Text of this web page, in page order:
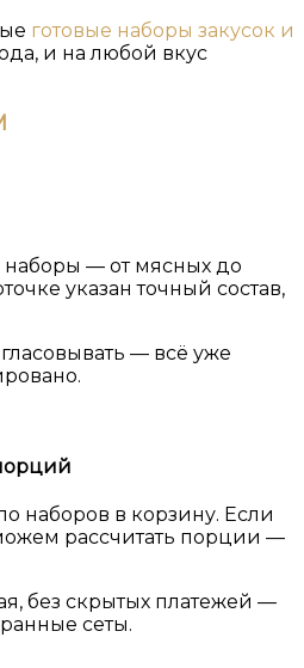
готовые наборы закусок и
и на любой вкус
наборы — от мясных до
указан точный состав,
— всё уже
наборов в корзину. Если
рассчитать порции —
без скрытых платежей —
сеты.